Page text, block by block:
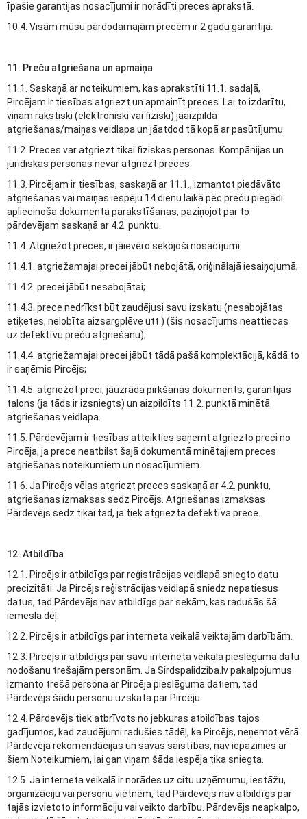
īpašie garantijas nosacījumi ir norādīti preces aprakstā.
10.4. Visām mūsu pārdodamajām precēm ir 2 gadu garantija.
11. Preču atgriešana un apmaiņa
11.1. Saskaņā ar noteikumiem, kas aprakstīti 11.1. sadaļā,
Pircējam ir tiesības atgriezt un apmainīt preces. Lai to izdarītu,
viņam rakstiski (elektroniski vai fiziski) jāaizpilda
atgriešanas/maiņas veidlapa un jāatdod tā kopā ar pasūtījumu.
11.2. Preces var atgriezt tikai fiziskas personas. Kompānijas un
juridiskas personas nevar atgriezt preces.
11.3. Pircējam ir tiesības, saskaņā ar 11.1., izmantot piedāvāto
atgriešanas vai maiņas iespēju 14 dienu laikā pēc preču piegādi
apliecinoša dokumenta parakstīšanas, paziņojot par to
pārdevējam saskaņā ar 4.2. punktu.
11.4. Atgriežot preces, ir jāievēro sekojoši nosacījumi:
11.4.1. atgriežamajai precei jābūt nebojātā, oriģinālajā iesaiņojumā;
11.4.2. precei jābūt nesabojātai;
11.4.3. prece nedrīkst būt zaudējusi savu izskatu (nesabojātas
etiķetes, nelobīta aizsargplēve utt.) (šis nosacījums neattiecas
uz defektīvu preču atgriešanu);
11.4.4. atgriežamajai precei jābūt tādā pašā komplektācijā, kādā to
ir saņēmis Pircējs;
11.4.5. atgriežot preci, jāuzrāda pirkšanas dokuments, garantijas
talons (ja tāds ir izsniegts) un aizpildīts 11.2. punktā minētā
atgriešanas veidlapa.
11.5. Pārdevējam ir tiesības atteikties saņemt atgriezto preci no
Pircēja, ja prece neatbilst šajā dokumentā minētajiem preces
atgriešanas noteikumiem un nosacījumiem.
11.6. Ja Pircējs vēlas atgriezt preces saskaņā ar 4.2. punktu,
atgriešanas izmaksas sedz Pircējs. Atgriešanas izmaksas
Pārdevējs sedz tikai tad, ja tiek atgriezta defektīva prece.
12. Atbildība
12.1. Pircējs ir atbildīgs par reģistrācijas veidlapā sniegto datu
precizitāti. Ja Pircējs reģistrācijas veidlapā sniedz nepatiesus
datus, tad Pārdevējs nav atbildīgs par sekām, kas radušās šā
iemesla dēļ.
12.2. Pircējs ir atbildīgs par interneta veikalā veiktajām darbībām.
12.3. Pircējs ir atbildīgs par savu interneta veikala pieslēguma datu
nodošanu trešajām personām. Ja Sirdspalidziba.lv pakalpojumus
izmanto trešā persona ar Pircēja pieslēguma datiem, tad
Pārdevējs šādu personu uzskata par Pircēju.
12.4. Pārdevējs tiek atbrīvots no jebkuras atbildības tajos
gadījumos, kad zaudējumi radušies tādēļ, ka Pircējs, neņemot vērā
Pārdevēja rekomendācijas un savas saistības, nav iepazinies ar
šiem Noteikumiem, lai gan viņam šāda iespēja tika sniegta.
12.5. Ja interneta veikalā ir norādes uz citu uzņēmumu, iestāžu,
organizāciju vai personu vietnēm, tad Pārdevējs nav atbildīgs par
tajās izvietoto informāciju vai veikto darbību. Pārdevējs neapkalpo,